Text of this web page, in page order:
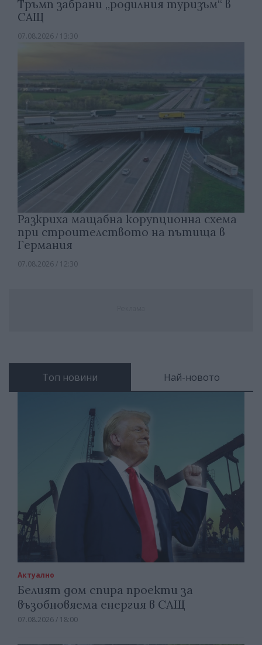
Тръмп забрани „родилния туризъм“ в
САЩ
07.08.2026 / 13:30
Разкриха мащабна корупционна схема
при строителството на пътища в
Германия
07.08.2026 / 12:30
Топ новини Най-новото
Актуално
Белият дом спира проекти за
възобновяема енергия в САЩ
07.08.2026 / 18:00